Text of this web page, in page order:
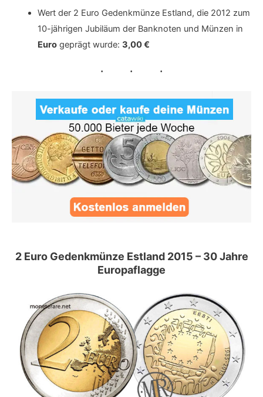
Wert der 2 Euro Gedenkmünze Estland, die 2012 zum
10-jährigen Jubiläum der Banknoten und Münzen in
Eurogeprägt wurde: 3,00 €
2 Euro Gedenkmünze Estland 2015 – 30 Jahre
Europaflagge